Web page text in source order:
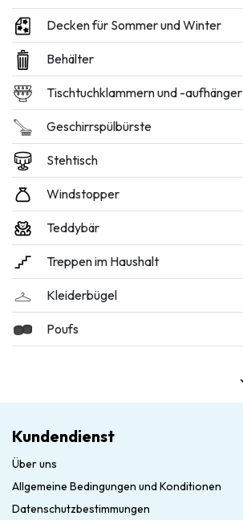
Decken für Sommer und Winter
Behälter
Tischtuchklammern und -aufhänger
Geschirrspülbürste
Stehtisch
Windstopper
Teddybär
Treppen im Haushalt
Kleiderbügel
Poufs
Kundendienst
Über uns
Allgemeine Bedingungen und Konditionen
Datenschutzbestimmungen